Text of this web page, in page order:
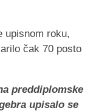
preddiplomske
upisalo se